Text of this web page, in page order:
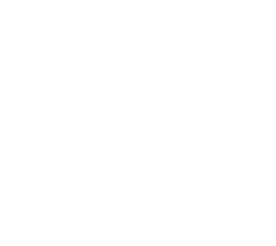
die Daten nicht mehr